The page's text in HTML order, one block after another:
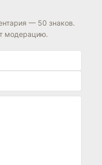
— 50 знаков.
модерацию.